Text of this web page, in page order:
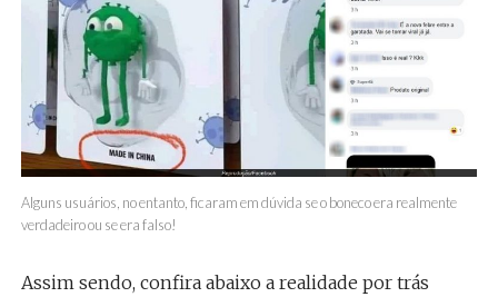
Alguns usuários, no entanto, ficaram em dúvida se o boneco era realmente
verdadeiro ou se era falso!
Assim sendo, confira abaixo a realidade por trás